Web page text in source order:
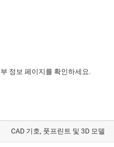
정보 페이지를 확인하세요.
CAD 기호, 풋프린트 및 3D 모델